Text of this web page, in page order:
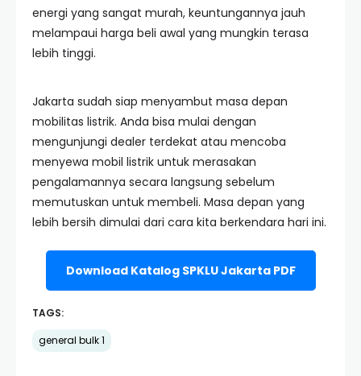
energi yang sangat murah, keuntungannya jauh
melampaui harga beli awal yang mungkin terasa
lebih tinggi.
Jakarta sudah siap menyambut masa depan
mobilitas listrik. Anda bisa mulai dengan
mengunjungi dealer terdekat atau mencoba
menyewa mobil listrik untuk merasakan
pengalamannya secara langsung sebelum
memutuskan untuk membeli. Masa depan yang
lebih bersih dimulai dari cara kita berkendara hari ini.
Download Katalog SPKLU Jakarta PDF
TAGS:
general bulk 1